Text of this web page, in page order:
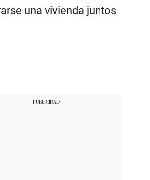
una vivienda juntos